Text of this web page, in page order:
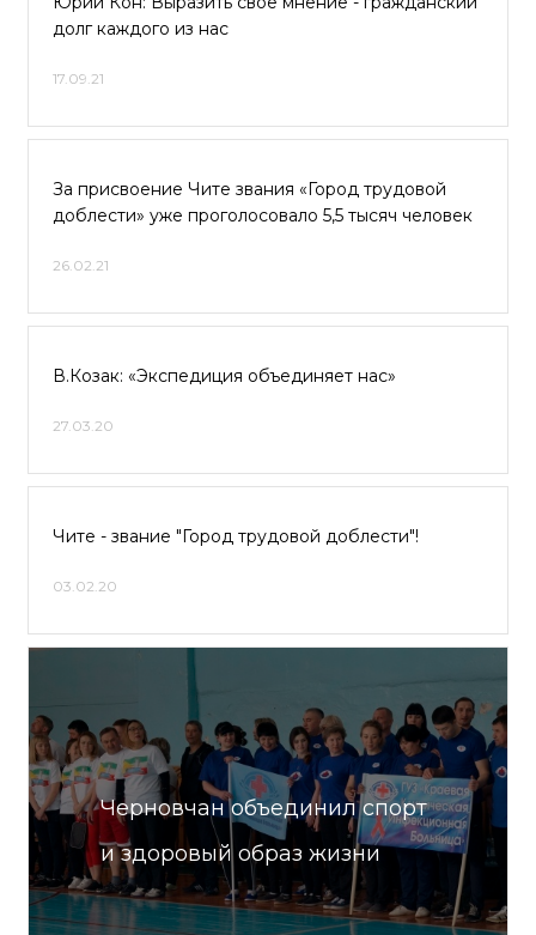
долг каждого из нас
17.09.21
За присвоение Чите звания «Город трудовой
доблести» уже проголосовало 5,5 тысяч человек
26.02.21
В.Козак: «Экспедиция объединяет нас»
27.03.20
Чите - звание "Город трудовой доблести"!
03.02.20
Черновчан объединил спорт
и здоровый образ жизни